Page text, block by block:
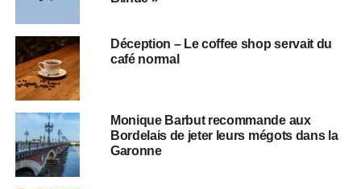
Déception – Le coffee shop servait du
café normal
Monique Barbut recommande aux
Bordelais de jeter leurs mégots dans la
Garonne